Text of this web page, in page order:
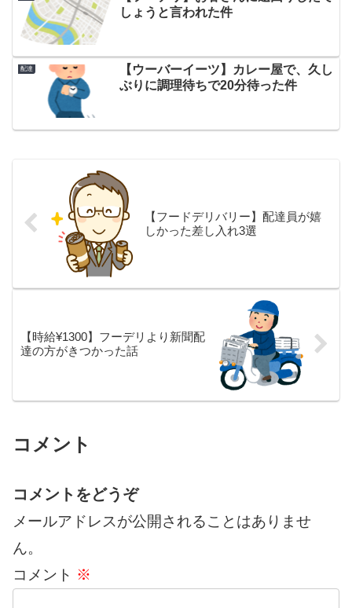
しょうと言われた件
配達
【ウーバーイーツ】カレー屋で、久し
ぶりに調理待ちで20分待った件
【フードデリバリー】配達員が嬉
しかった差し入れ3選
【時給¥1300】フーデリより新聞配
達の方がきつかった話
コメント
コメントをどうぞ
メールアドレスが公開されることはありませ
ん。
コメント ※